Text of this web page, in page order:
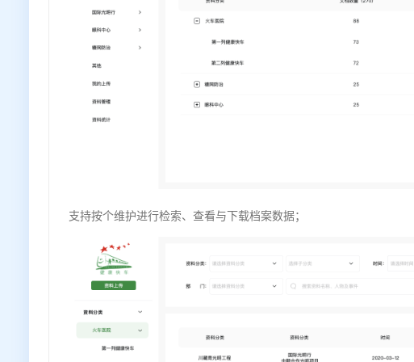
支持按个维护进行检索、查看与下载档案数据；